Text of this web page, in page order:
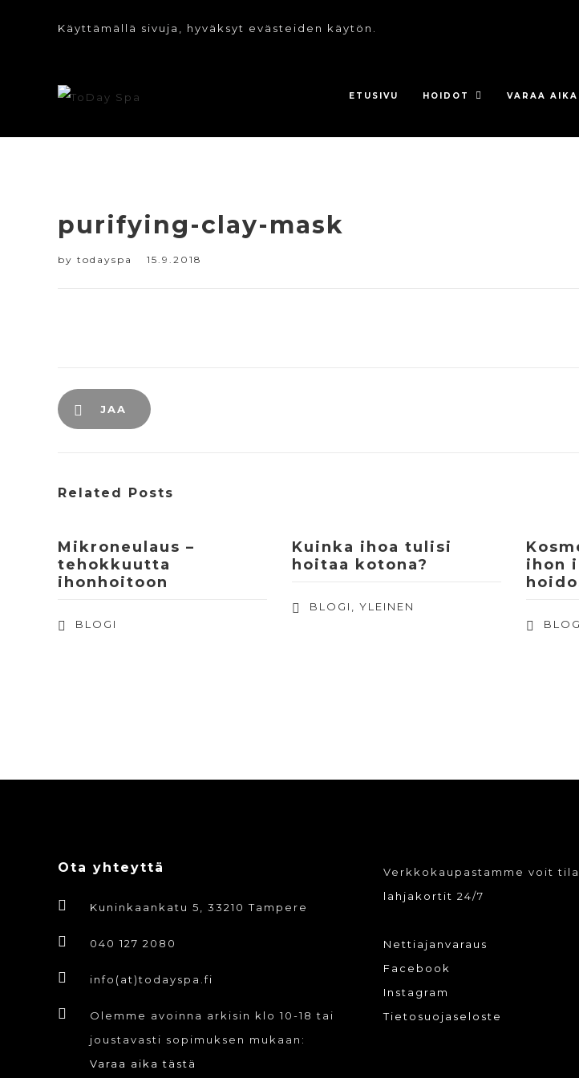
Käyttämällä sivuja, hyväksyt evästeiden käytön.
ETUSIVU HOIDOT VARAA AIKA
purifying-clay-mask
by todayspa 15.9.2018
JAA
Related Posts
Mikroneulaus –
tehokkuutta
ihonhoitoon
BLOGI
Kuinka ihoa tulisi
hoitaa kotona?
BLOGI ,YLEINEN
ihon
Ota yhteyttä
Kuninkaankatu 5, 33210 Tampere
040 127 2080
info(at)todayspa.fi
Olemme avoinna arkisin klo 10-18 tai
joustavasti sopimuksen mukaan:
Varaa aika tästä
Verkkokaupastamme voit
lahjakortit 24/7
Nettiajanvaraus
Facebook
Instagram
Tietosuojaseloste